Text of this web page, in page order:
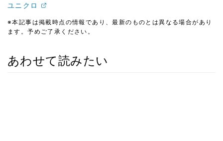
ユニクロ
※本記事は掲載時点の情報であり、最新のものとは異なる場合があり
ます。予めご了承ください。
あわせて読みたい